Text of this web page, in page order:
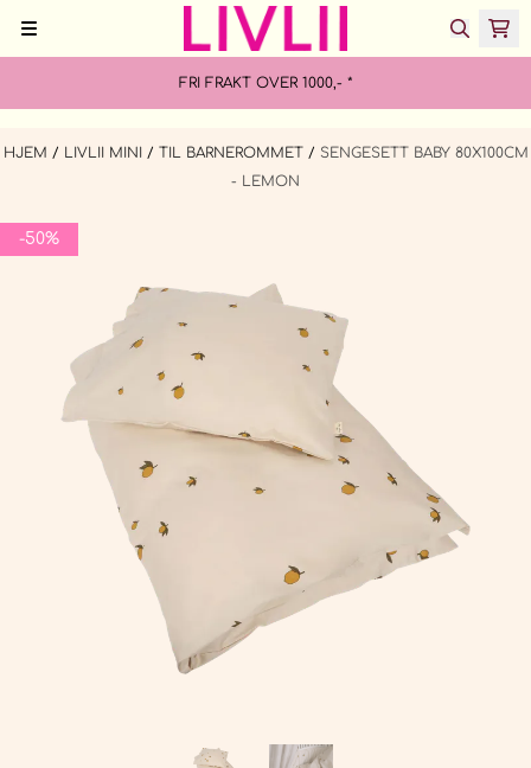
Hopp til innhold
FRI FRAKT OVER 1000,- *
HJEM / LIVLII MINI / TIL BARNEROMMET / SENGESETT BABY 80X100CM
- LEMON
-50%